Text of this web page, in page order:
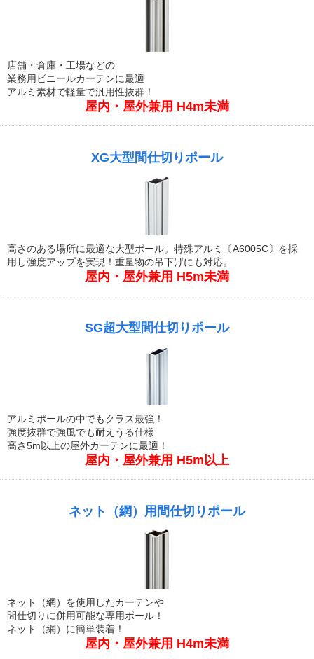
店舗・倉庫・工場などの
業務用ビニールカーテンに最適
アルミ素材で軽量で汎用性抜群！
屋内・屋外兼用 H4m未満
XG大型間仕切りポール
高さのある場所に最適な大型ポール。特殊アルミ〔A6005C〕を採
用し強度アップを実現！重量物の吊下げにも対応。
屋内・屋外兼用 H5m未満
SG超大型間仕切りポール
アルミポールの中でもクラス最強！
強度抜群で強風でも耐えうる仕様
高さ5m以上の屋外カーテンに最適！
屋内・屋外兼用 H5m以上
ネット（網）用間仕切りポール
ネット（網）を使用したカーテンや
間仕切りに併用可能な専用ポール！
ネット（網）に簡単装着！
屋内・屋外兼用 H4m未満